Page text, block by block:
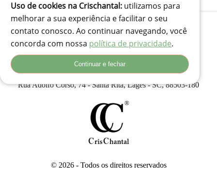
(41) 99834-3707
contato@crischantal.com.br
Rua Durval jungles 240 - Pinheirinho, Curitiba-PR
Rua Adolfo Corso, 74 - Santa Rita, Lages - SC, 88503-180
© 2026 - Todos os direitos reservados
Uso de cookies na Crischantal: utilizamos para
melhorar a sua experiência e facilitar o seu
contato conosco. Ao continuar navegando, você
concorda com nossa política de privacidade.
Continuar e fechar